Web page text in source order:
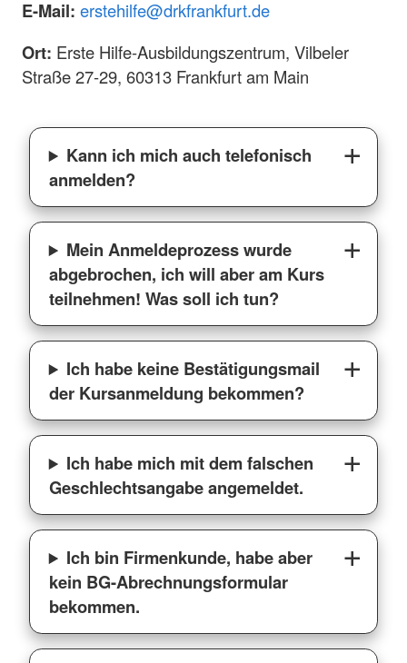
E-Mail: erstehilfe@drkfrankfurt.de
Ort: Erste Hilfe-Ausbildungszentrum, Vilbeler
Straße 27-29, 60313 Frankfurt am Main
Kann ich mich auch telefonisch
anmelden?
Mein Anmeldeprozess wurde
abgebrochen, ich will aber am Kurs
teilnehmen! Was soll ich tun?
Ich habe keine Bestätigungsmail
der Kursanmeldung bekommen?
Ich habe mich mit dem falschen
Geschlechtsangabe angemeldet.
Ich bin Firmenkunde, habe aber
kein BG-Abrechnungsformular
bekommen.